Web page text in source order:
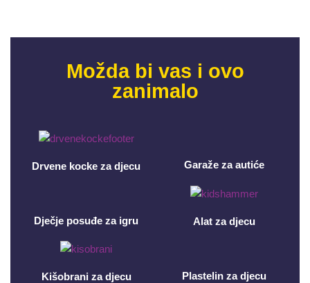
Možda bi vas i ovo
zanimalo
Drvene kocke za djecu Garaže za autiće
Dječje posuđe za igru Alat za djecu
Kišobrani za djecu Plastelin za djecu